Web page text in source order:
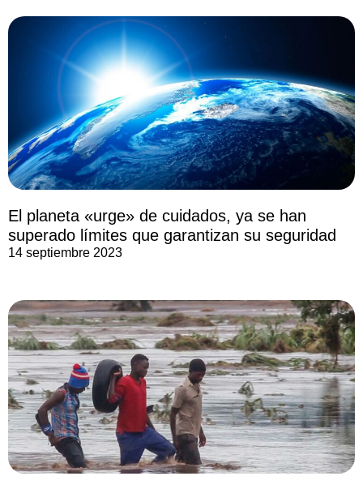
El planeta «urge» de cuidados, ya se han
superado límites que garantizan su seguridad
14 septiembre 2023